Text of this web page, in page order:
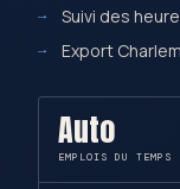
Suivi des
Export
Auto
EMPLOIS DU TEMPS